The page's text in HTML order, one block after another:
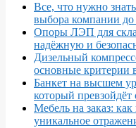
Все, что нужно
выбора компании до
Опоры ЛЭП для
надёжную и
Дизельный
основные критерии
Банкет на высшем
который
Мебель на заказ:
уникальное